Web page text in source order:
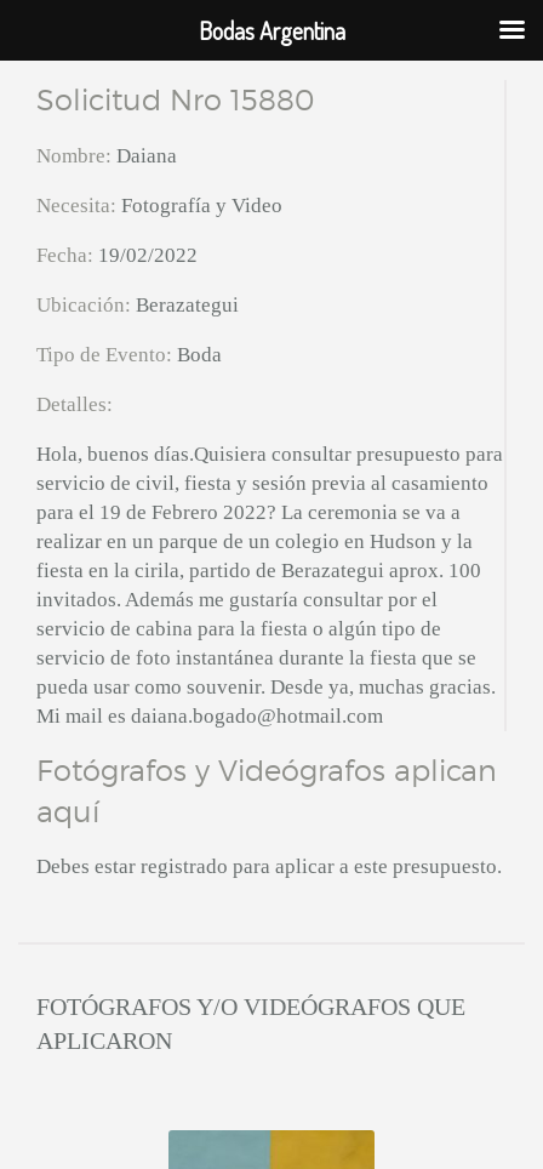
Solicitud Nro 15880
Nombre: Daiana
Necesita: Fotografía y Video
Fecha: 19/02/2022
Ubicación: Berazategui
Tipo de Evento: Boda
Detalles:
Hola, buenos días.Quisiera consultar presupuesto para
servicio de civil, fiesta y sesión previa al casamiento
para el 19 de Febrero 2022? La ceremonia se va a
realizar en un parque de un colegio en Hudson y la
fiesta en la cirila, partido de Berazategui aprox. 100
invitados. Además me gustaría consultar por el
servicio de cabina para la fiesta o algún tipo de
servicio de foto instantánea durante la fiesta que se
pueda usar como souvenir. Desde ya, muchas gracias.
Mi mail es daiana.bogado@hotmail.com
Fotógrafos y Videógrafos aplican
aquí
Debes estar registrado para aplicar a este presupuesto.
FOTÓGRAFOS Y/O VIDEÓGRAFOS QUE
APLICARON
Bodas Argentina